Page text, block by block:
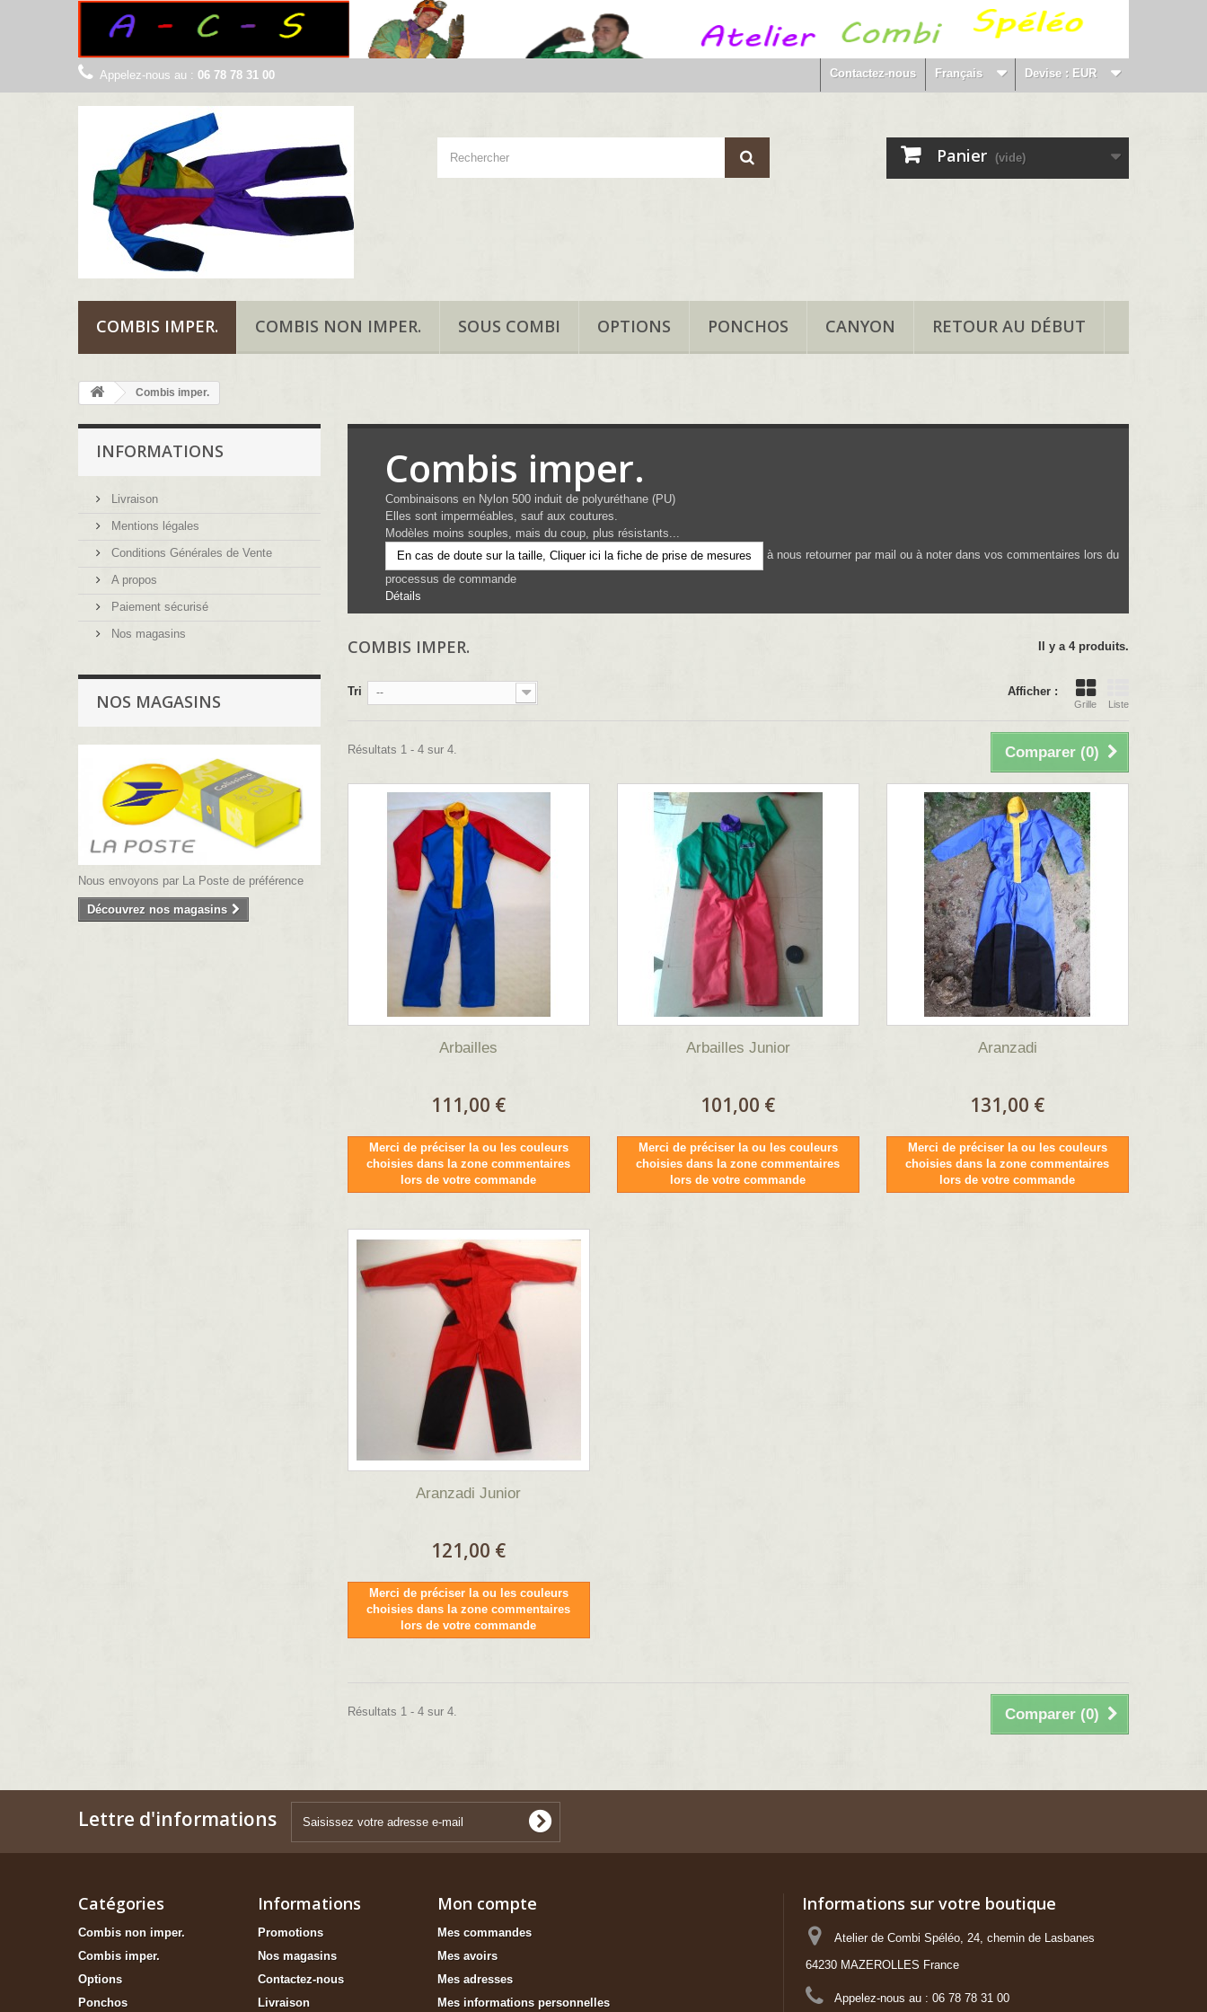
Devise : EUR
Français
Contactez-nous
Appelez-nous au : 06 78 78 31 00
Panier (vide)
COMBIS IMPER. COMBIS NON IMPER. SOUS COMBI OPTIONS PONCHOS CANYON RETOUR AU DÉBUT
Combis imper.
INFORMATIONS
Livraison
Mentions légales
Conditions Générales de Vente
A propos
Paiement sécurisé
Nos magasins
NOS MAGASINS
Nous envoyons par La Poste de préférence
Découvrez nos magasins
Combis imper.
Combinaisons en Nylon 500 induit de polyuréthane (PU)
Elles sont imperméables, sauf aux coutures.
Modèles moins souples, mais du coup, plus résistants...
En cas de doute sur la taille, Cliquer ici la fiche de prise de mesures
à nous retourner par mail ou à noter dans vos commentaires lors du
processus de commande
Détails
COMBIS IMPER. Il y a 4 produits.
Afficher :
Grille Liste
Tri --
Comparer (0)
Résultats 1 - 4 sur 4.
Arbailles
111,00 €
Merci de préciser la ou les couleurs
choisies dans la zone commentaires
lors de votre commande
Arbailles Junior
101,00 €
Merci de préciser la ou les couleurs
choisies dans la zone commentaires
lors de votre commande
Aranzadi
131,00 €
Merci de préciser la ou les couleurs
choisies dans la zone commentaires
lors de votre commande
Aranzadi Junior
121,00 €
Merci de préciser la ou les couleurs
choisies dans la zone commentaires
lors de votre commande
Comparer (0)
Résultats 1 - 4 sur 4.
Lettre d'informations
Catégories
Combis non imper.
Combis imper.
Options
Ponchos
Informations
Promotions
Nos magasins
Contactez-nous
Livraison
Mon compte
Mes commandes
Mes avoirs
Mes adresses
Mes informations personnelles
Informations sur votre boutique
Atelier de Combi Spéléo, 24, chemin de Lasbanes
64230 MAZEROLLES France
Appelez-nous au : 06 78 78 31 00